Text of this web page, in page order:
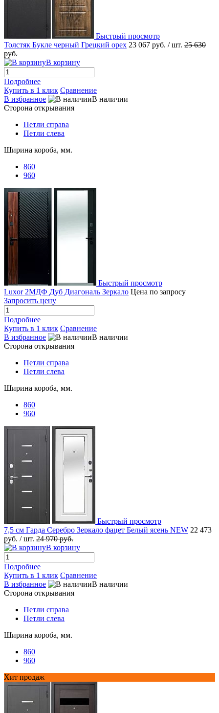
Быстрый просмотр
Толстяк Букле черный Грецкий орех 23 067 руб. / шт. 25 630
руб.
В корзину
Подробнее
Купить в 1 клик Сравнение
В избранное
В наличии
Сторона открывания
Петли справа
Петли слева
Ширина короба, мм.
860
960
Быстрый просмотр
Luxor 2МДФ Дуб Диагональ Зеркало Цена по запросу
Запросить цену
Подробнее
Купить в 1 клик Сравнение
В избранное
В наличии
Сторона открывания
Петли справа
Петли слева
Ширина короба, мм.
860
960
Быстрый просмотр
7,5 см Гарда Серебро Зеркало фацет Белый ясень NEW 22 473
руб. / шт. 24 970 руб.
В корзину
Подробнее
Купить в 1 клик Сравнение
В избранное
В наличии
Сторона открывания
Петли справа
Петли слева
Ширина короба, мм.
860
960
Хит продаж